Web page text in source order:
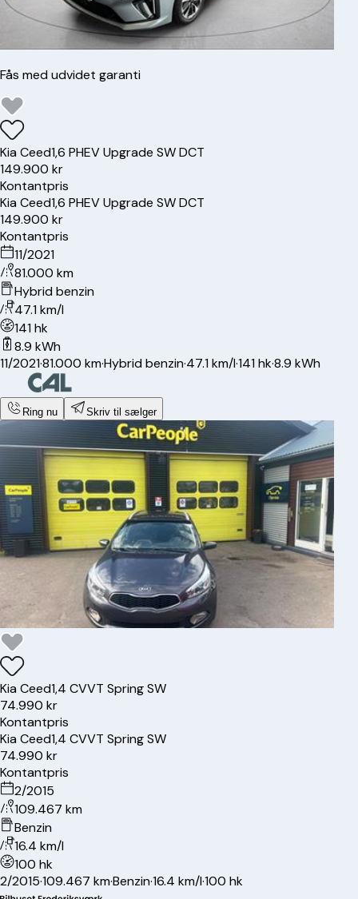
Fås med udvidet garanti
KiaCeed1,6 PHEV Upgrade SW DCT
149.900 kr
Kontantpris
KiaCeed1,6 PHEV Upgrade SW DCT
149.900 kr
Kontantpris
11/2021
81.000 km
Hybrid benzin
47.1 km/l
141 hk
8.9 kWh
11/2021·81.000 km·Hybrid benzin·47.1 km/l·141 hk·8.9 kWh
Ring nu Skriv til sælger
KiaCeed1,4 CVVT Spring SW
74.990 kr
Kontantpris
KiaCeed1,4 CVVT Spring SW
74.990 kr
Kontantpris
2/2015
109.467 km
Benzin
16.4 km/l
100 hk
2/2015·109.467 km·Benzin·16.4 km/l·100 hk